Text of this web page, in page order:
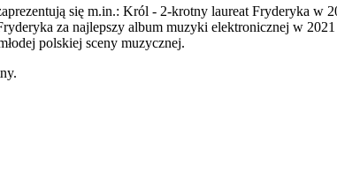
się m.in.: Król - 2-krotny laureat Fryderyka w
za najlepszy album muzyki elektronicznej w
polskiej sceny muzycznej.